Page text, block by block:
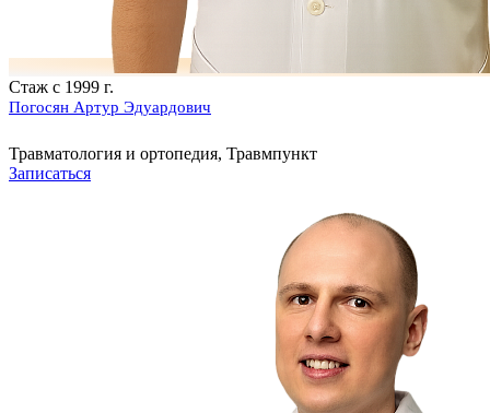
Стаж с 1999 г.
Погосян Артур Эдуардович
Травматология и ортопедия, Травмпункт
Записаться